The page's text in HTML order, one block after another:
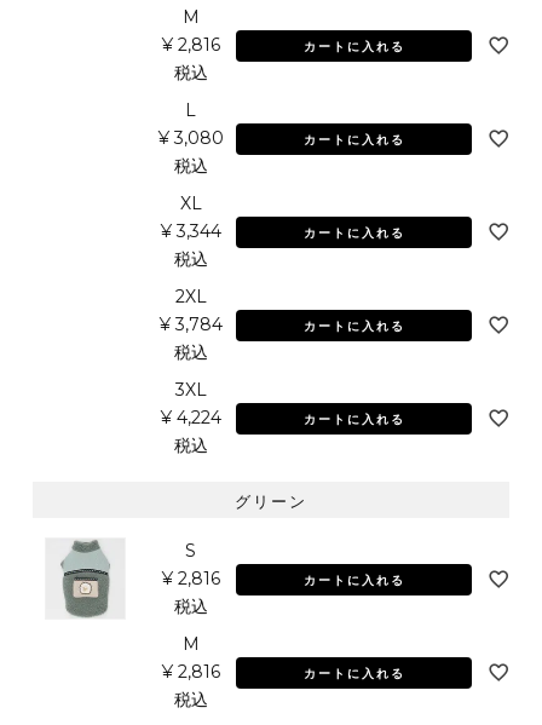
M
¥ 2,816
税込
カートに入れる
L
¥ 3,080
税込
カートに入れる
XL
¥ 3,344
税込
カートに入れる
2XL
¥ 3,784
税込
カートに入れる
3XL
¥ 4,224
税込
カートに入れる
グリーン
S
¥ 2,816
税込
カートに入れる
M
¥ 2,816
税込
カートに入れる